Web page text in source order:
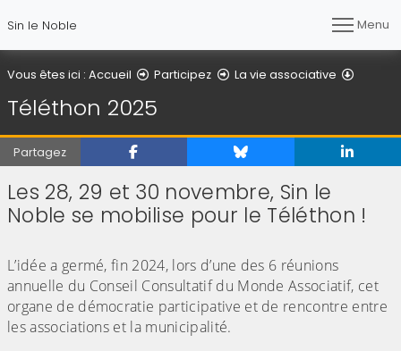
Sin le Noble Menu
Vous êtes ici : Accueil Participez La vie associative
Téléthon 2025
Partagez
Les 28, 29 et 30 novembre, Sin le
Noble se mobilise pour le Téléthon !
L’idée a germé, fin 2024, lors d’une des 6 réunions
annuelle du Conseil Consultatif du Monde Associatif, cet
organe de démocratie participative et de rencontre entre
les associations et la municipalité.